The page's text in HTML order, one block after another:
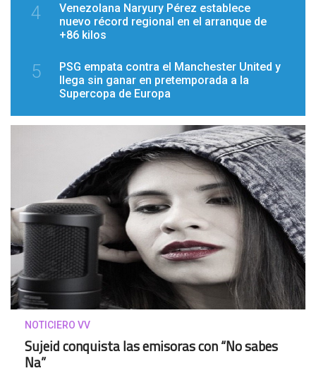
4
Venezolana Naryury Pérez establece
nuevo récord regional en el arranque de
+86 kilos
5
PSG empata contra el Manchester United y
llega sin ganar en pretemporada a la
Supercopa de Europa
NOTICIERO VV
Sujeid conquista las emisoras con “No sabes
Na”